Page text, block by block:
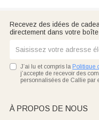
Recevez des idées de
directement dans votre
J’ai lu et compris la Politique
j’accepte de recevoir des
personnalisées de Callie par
À PROPOS DE NOUS